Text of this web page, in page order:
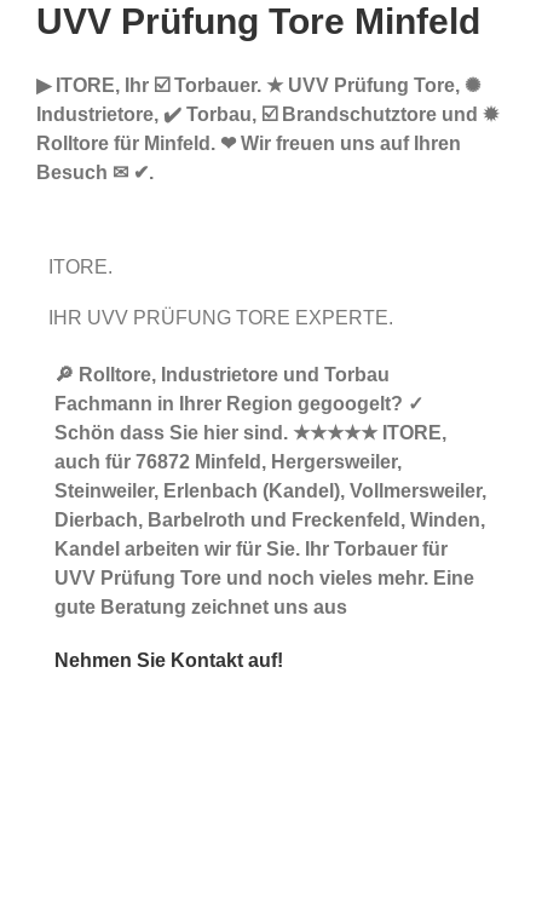
UVV Prüfung Tore Minfeld
▶︎ ITORE, Ihr ☑️ Torbauer. ★ UVV Prüfung Tore, ✺
Industrietore, ✔️ Torbau, ☑️ Brandschutztore und ✹
Rolltore für Minfeld. ❤ Wir freuen uns auf Ihren
Besuch ✉ ✔.
ITORE.
IHR UVV PRÜFUNG TORE EXPERTE.
🔎 Rolltore, Industrietore und Torbau
Fachmann in Ihrer Region gegoogelt? ✓
Schön dass Sie hier sind. ★★★★★ ITORE,
auch für 76872 Minfeld, Hergersweiler,
Steinweiler, Erlenbach (Kandel), Vollmersweiler,
Dierbach, Barbelroth und Freckenfeld, Winden,
Kandel arbeiten wir für Sie. Ihr Torbauer für
UVV Prüfung Tore und noch vieles mehr. Eine
gute Beratung zeichnet uns aus
Nehmen Sie Kontakt auf!